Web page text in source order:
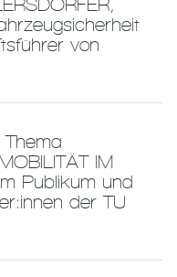
von
Thema
IM
Publikum und
der TU